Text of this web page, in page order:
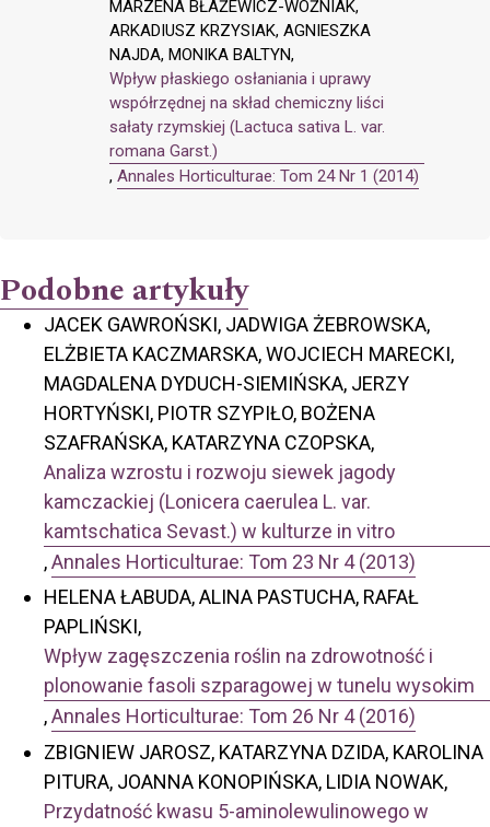
MARZENA BŁAŻEWICZ-WOŹNIAK,
ARKADIUSZ KRZYSIAK, AGNIESZKA
NAJDA, MONIKA BALTYN,
Wpływ płaskiego osłaniania i uprawy
współrzędnej na skład chemiczny liści
sałaty rzymskiej (Lactuca sativa L. var.
romana Garst.)
, Annales Horticulturae: Tom 24 Nr 1 (2014)
Podobne artykuły
JACEK GAWROŃSKI, JADWIGA ŻEBROWSKA,
ELŻBIETA KACZMARSKA, WOJCIECH MARECKI,
MAGDALENA DYDUCH-SIEMIŃSKA, JERZY
HORTYŃSKI, PIOTR SZYPIŁO, BOŻENA
SZAFRAŃSKA, KATARZYNA CZOPSKA,
Analiza wzrostu i rozwoju siewek jagody
kamczackiej (Lonicera caerulea L. var.
kamtschatica Sevast.) w kulturze in vitro
,Annales Horticulturae: Tom 23 Nr 4 (2013)
HELENA ŁABUDA, ALINA PASTUCHA, RAFAŁ
PAPLIŃSKI,
Wpływ zagęszczenia roślin na zdrowotność i
plonowanie fasoli szparagowej w tunelu wysokim
,Annales Horticulturae: Tom 26 Nr 4 (2016)
ZBIGNIEW JAROSZ, KATARZYNA DZIDA, KAROLINA
PITURA, JOANNA KONOPIŃSKA, LIDIA NOWAK,
Przydatność kwasu 5-aminolewulinowego w